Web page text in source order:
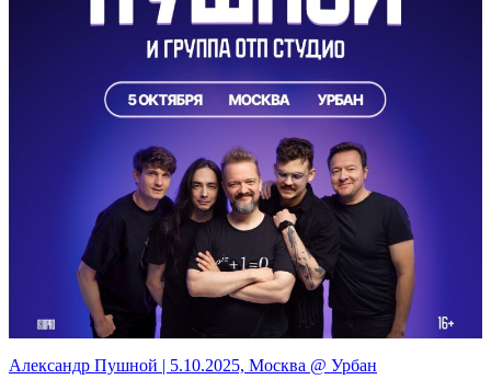
Александр Пушной | 5.10.2025, Москва @ Урбан